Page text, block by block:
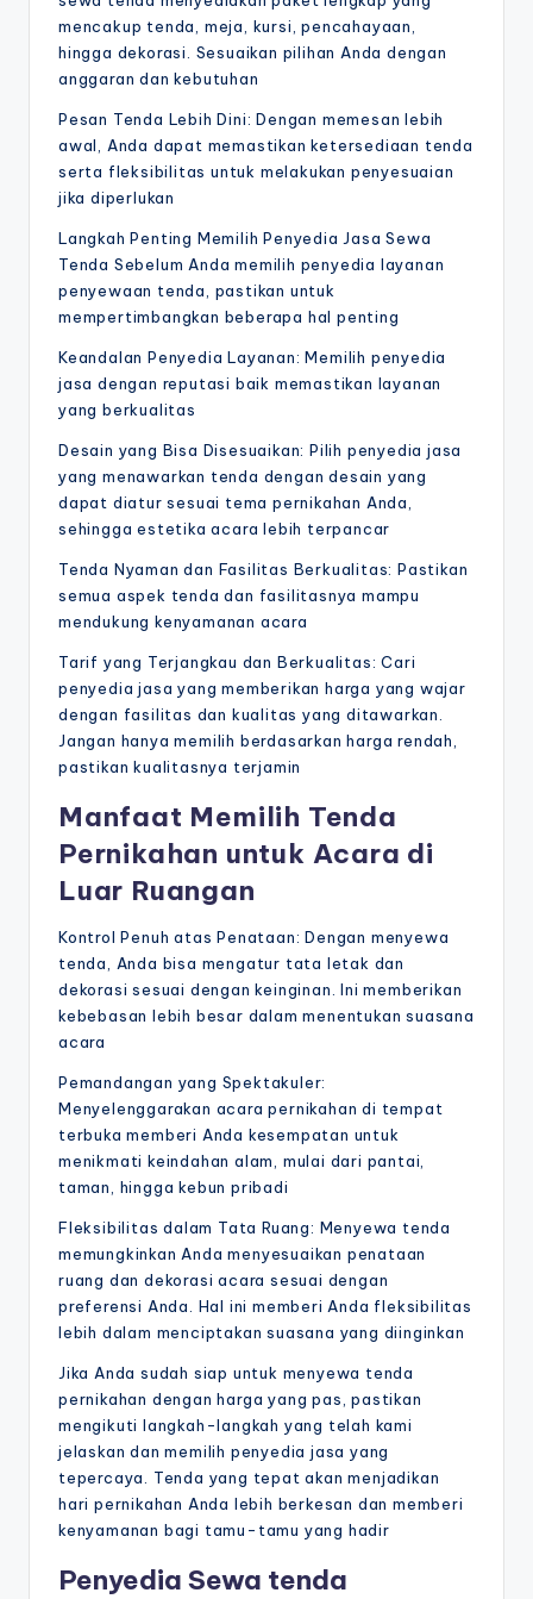
mencakup tenda, meja, kursi, pencahayaan,
hingga dekorasi. Sesuaikan pilihan Anda dengan
anggaran dan kebutuhan
Pesan Tenda Lebih Dini: Dengan memesan lebih
awal, Anda dapat memastikan ketersediaan tenda
serta fleksibilitas untuk melakukan penyesuaian
jika diperlukan
Langkah Penting Memilih Penyedia Jasa Sewa
Tenda Sebelum Anda memilih penyedia layanan
penyewaan tenda, pastikan untuk
mempertimbangkan beberapa hal penting
Keandalan Penyedia Layanan: Memilih penyedia
jasa dengan reputasi baik memastikan layanan
yang berkualitas
Desain yang Bisa Disesuaikan: Pilih penyedia jasa
yang menawarkan tenda dengan desain yang
dapat diatur sesuai tema pernikahan Anda,
sehingga estetika acara lebih terpancar
Tenda Nyaman dan Fasilitas Berkualitas: Pastikan
semua aspek tenda dan fasilitasnya mampu
mendukung kenyamanan acara
Tarif yang Terjangkau dan Berkualitas: Cari
penyedia jasa yang memberikan harga yang wajar
dengan fasilitas dan kualitas yang ditawarkan.
Jangan hanya memilih berdasarkan harga rendah,
pastikan kualitasnya terjamin
Manfaat Memilih Tenda
Pernikahan untuk Acara di
Luar Ruangan
Kontrol Penuh atas Penataan: Dengan menyewa
tenda, Anda bisa mengatur tata letak dan
dekorasi sesuai dengan keinginan. Ini memberikan
kebebasan lebih besar dalam menentukan suasana
acara
Pemandangan yang Spektakuler:
Menyelenggarakan acara pernikahan di tempat
terbuka memberi Anda kesempatan untuk
menikmati keindahan alam, mulai dari pantai,
taman, hingga kebun pribadi
Fleksibilitas dalam Tata Ruang: Menyewa tenda
memungkinkan Anda menyesuaikan penataan
ruang dan dekorasi acara sesuai dengan
preferensi Anda. Hal ini memberi Anda fleksibilitas
lebih dalam menciptakan suasana yang diinginkan
Jika Anda sudah siap untuk menyewa tenda
pernikahan dengan harga yang pas, pastikan
mengikuti langkah-langkah yang telah kami
jelaskan dan memilih penyedia jasa yang
tepercaya. Tenda yang tepat akan menjadikan
hari pernikahan Anda lebih berkesan dan memberi
kenyamanan bagi tamu-tamu yang hadir
Penyedia Sewa tenda